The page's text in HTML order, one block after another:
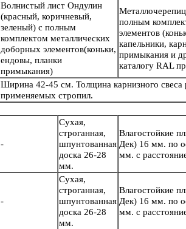
Волнистый лист Ондулин
(красный, коричневый,
зеленый) с полным
комплектом металлических
доборных элементов(коньки,
ендовы, планки
примыкания)
полным
элементов
капельники,
примыкания и
каталогу RAL
Ширина 42-45 см. Толщина карнизного свеса
применяемых стропил.
-
Сухая,
строганная,
шпунтованная
доска 26-28
мм.
Влагостойкие
Дек) 16 мм. по
мм. с
-
Сухая,
строганная,
шпунтованная
доска 26-28
мм.
Влагостойкие
Дек) 16 мм. по
мм. с